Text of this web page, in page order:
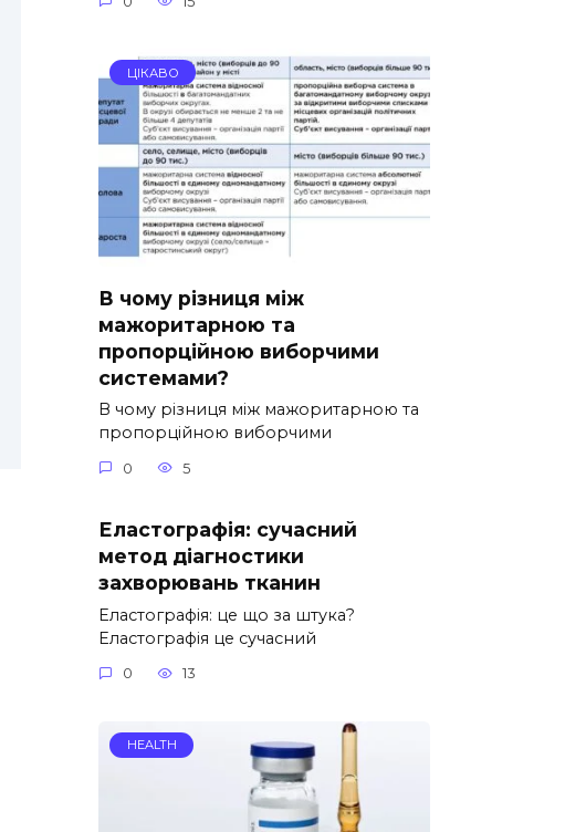
ЦІКАВО
В чому різниця між
мажоритарною та
пропорційною виборчими
системами?
В чому різниця між мажоритарною та
пропорційною виборчими
0 5
Еластографія: сучасний
метод діагностики
захворювань тканин
Еластографія: це що за штука?
Еластографія це сучасний
0 13
HEALTH